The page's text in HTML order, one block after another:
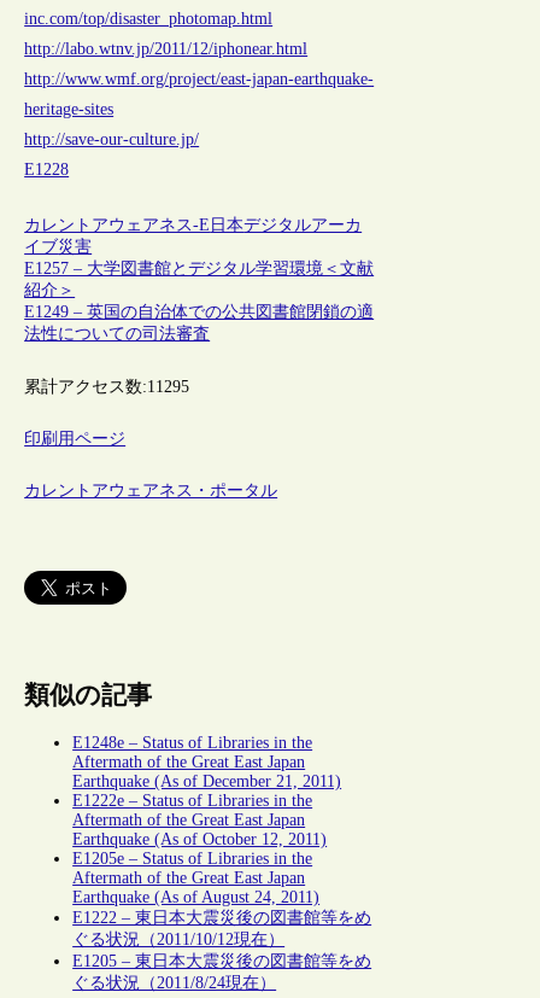
inc.com/top/disaster_photomap.html
http://labo.wtnv.jp/2011/12/iphonear.html
http://www.wmf.org/project/east-japan-earthquake-
heritage-sites
http://save-our-culture.jp/
E1228
カレントアウェアネス-E 日本デジタルアーカ
イブ災害
E1257 – 大学図書館とデジタル学習環境＜文献
紹介＞
E1249 – 英国の自治体での公共図書館閉鎖の適
法性についての司法審査
累計アクセス数:11295
印刷用ページ
カレントアウェアネス・ポータル
類似の記事
E1248e – Status of Libraries in the
Aftermath of the Great East Japan
Earthquake (As of December 21, 2011)
E1222e – Status of Libraries in the
Aftermath of the Great East Japan
Earthquake (As of October 12, 2011)
E1205e – Status of Libraries in the
Aftermath of the Great East Japan
Earthquake (As of August 24, 2011)
E1222 – 東日本大震災後の図書館等をめ
ぐる状況（2011/10/12現在）
E1205 – 東日本大震災後の図書館等をめ
ぐる状況（2011/8/24現在）